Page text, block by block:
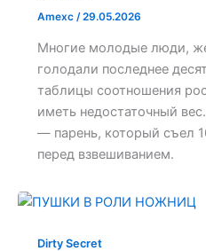
Amexc /29.05.2026
Многие молодые люди,
голодали последнее
таблицы соотношения
иметь недостаточный
— парень, который съел
перед взвешиванием.
Dirty Secret